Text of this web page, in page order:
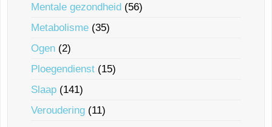
Mentale gezondheid (56)
Metabolisme (35)
Ogen (2)
Ploegendienst (15)
Slaap (141)
Veroudering (11)